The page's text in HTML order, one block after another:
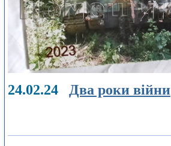
24.02.24 Два роки війни